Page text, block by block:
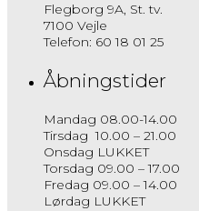
Flegborg 9A, St. tv.
7100 Vejle
Telefon: 60 18 01 25
Åbningstider
Mandag 08.00-14.00
Tirsdag 10.00 – 21.00
Onsdag LUKKET
Torsdag 09.00 – 17.00
Fredag 09.00 – 14.00
Lørdag LUKKET